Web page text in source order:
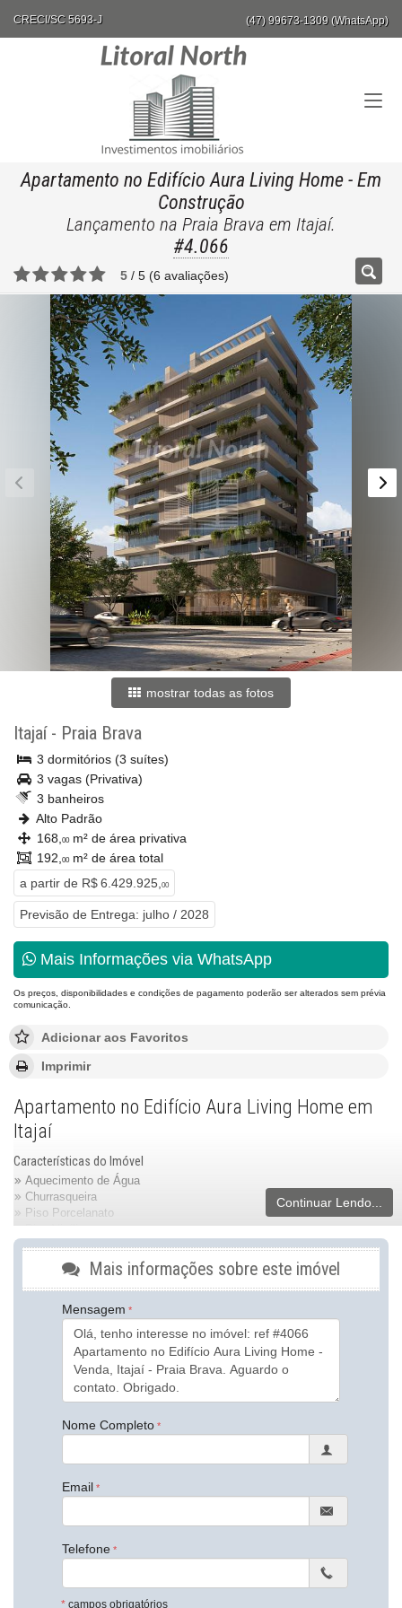
CRECI/SC 5693-J (47) 99673-1309 (WhatsApp)
Apartamento no Edifício Aura Living Home - Em
Construção
Lançamento na Praia Brava em Itajaí.
#4.066
5 / 5 (6 avaliações)
mostrar todas as fotos
Itajaí- Praia Brava
3 dormitórios (3 suítes)
3 vagas (Privativa)
3 banheiros
Alto Padrão
168, 00m² de área privativa
192, 00m² de área total
a partir de R$ 6.429.925, 00
Previsão de Entrega: julho / 2028
Mais Informações via WhatsApp
Os preços, disponibilidades e condições de pagamento poderão ser alterados sem prévia
comunicação.
Adicionar aos Favoritos
Imprimir
Apartamento no Edifício Aura Living Home em
Itajaí
Características do Imóvel
Aquecimento de Água
Churrasqueira
Piso Porcelanato
Piso Vinílico
Infra para Ar Split
Andar Alto
Vista Livre
Vista Mar
Acabamento em Gesso
Fechadura Eletrônica
Vista Panorâmica
Aceita Pet
Área de Serviço
Sacada com Churrasqueira
Sala de Estar
Cozinha Americana
Sala de TV
Suíte Standard
Continuar Lendo...
Mais informações sobre este imóvel
Mensagem
Nome Completo
Email
Telefone
* campos obrigatórios